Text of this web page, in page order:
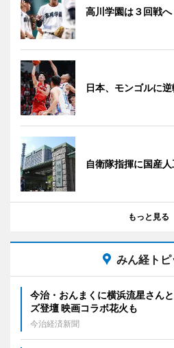
高川学園は３回戦
日本、モンゴルに
自衛隊指揮に国産
もっと見る
みん経トピ
今治・おんまくに横浜流星さん
ズ登壇 映画コラボ花火も
今治経済新聞